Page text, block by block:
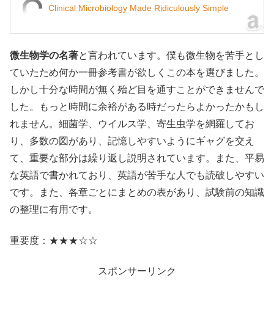
Clinical Microbiology Made Ridiculously Simple
微生物学の名著と言われています。僕も微生物を苦手とし
ていたため何か一冊参考書が欲しくこの本を選びました。
しかし十分な時間が無く殆ど目を通すことができませんで
した。もっと時間に余裕がある時だったらよかったかもし
れません。細菌学、ウイルス学、寄生虫学を網羅してお
り、多数の図があり、記憶しやすいようにギャグを交え
て、重要な部分は繰り返し説明されています。また、平易
な英語で書かれており、英語が苦手な人でも読破しやすい
です。また、各章ごとにまとめの表があり、試験前の知識
の整理に有用です。
重要度：★★★☆☆
スポンサーリンク